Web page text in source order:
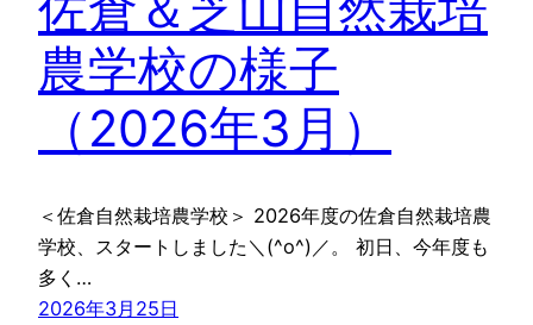
農学校の様子
（2026年3月）
＜佐倉自然栽培農学校＞ 2026年度の佐倉自然栽培農
学校、スタートしました＼(^o^)／。 初日、今年度も
多く…
2026年3月25日